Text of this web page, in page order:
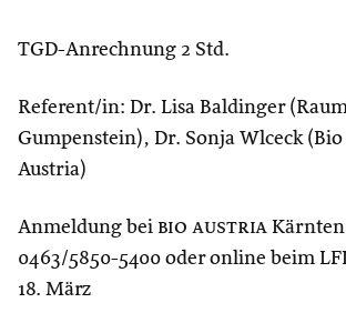
TGD-Anrechnung 2 Std.
Referent/in: Dr. Lisa Baldinger
Gumpenstein), Dr. Sonja Wlceck
Austria)
Anmeldung bei bio austria
0463/5850-5400 oder online beim
18. März